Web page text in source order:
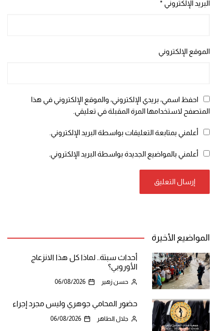
البريد الإلكتروني *
الموقع الإلكتروني
احفظ اسمي، بريدي الإلكتروني، والموقع الإلكتروني في هذا
المتصفح لاستخدامها المرة المقبلة في تعليقي.
أعلمني بمتابعة التعليقات بواسطة البريد الإلكتروني.
أعلمني بالمواضيع الجديدة بواسطة البريد الإلكتروني.
المواضيع الأخيرة
أحداث سبتة.. لماذا كل هذا الانزعاج
الأوروبي؟
حسن زهير 06/08/2026
حضور المحامي جوهري وليس مجرد إجراء
جلال الطاهر 06/08/2026